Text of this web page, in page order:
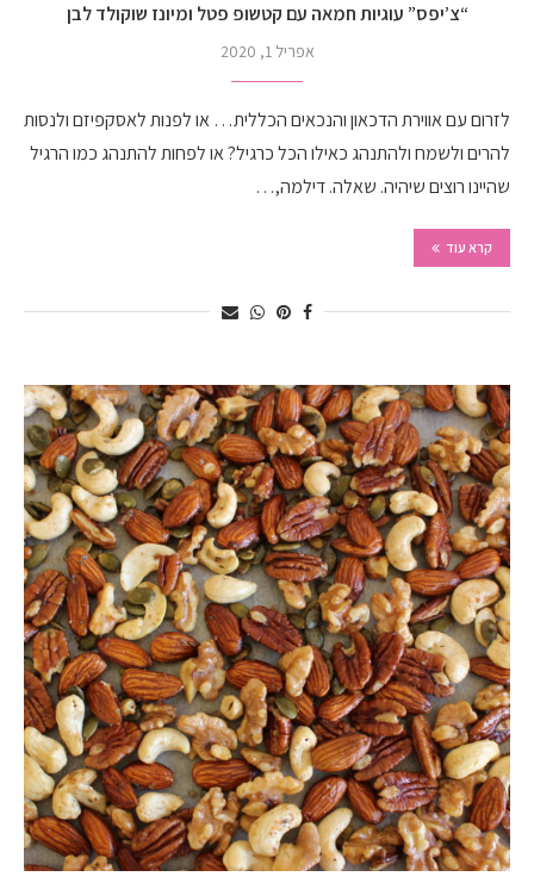
“צ’יפס” עוגיות חמאה עם קטשופ פטל ומיונז שוקולד לבן
אפריל 1, 2020
לזרום עם אווירת הדכאון והנכאים הכללית… או לפנות לאסקפיזם ולנסות
להרים ולשמח ולהתנהג כאילו הכל כרגיל? או לפחות להתנהג כמו הרגיל
שהיינו רוצים שיהיה. שאלה. דילמה,…
קרא עוד